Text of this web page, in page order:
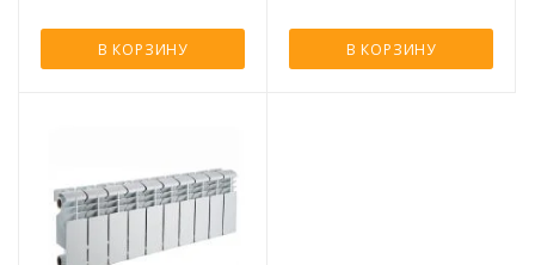
В КОРЗИНУ В КОРЗИНУ